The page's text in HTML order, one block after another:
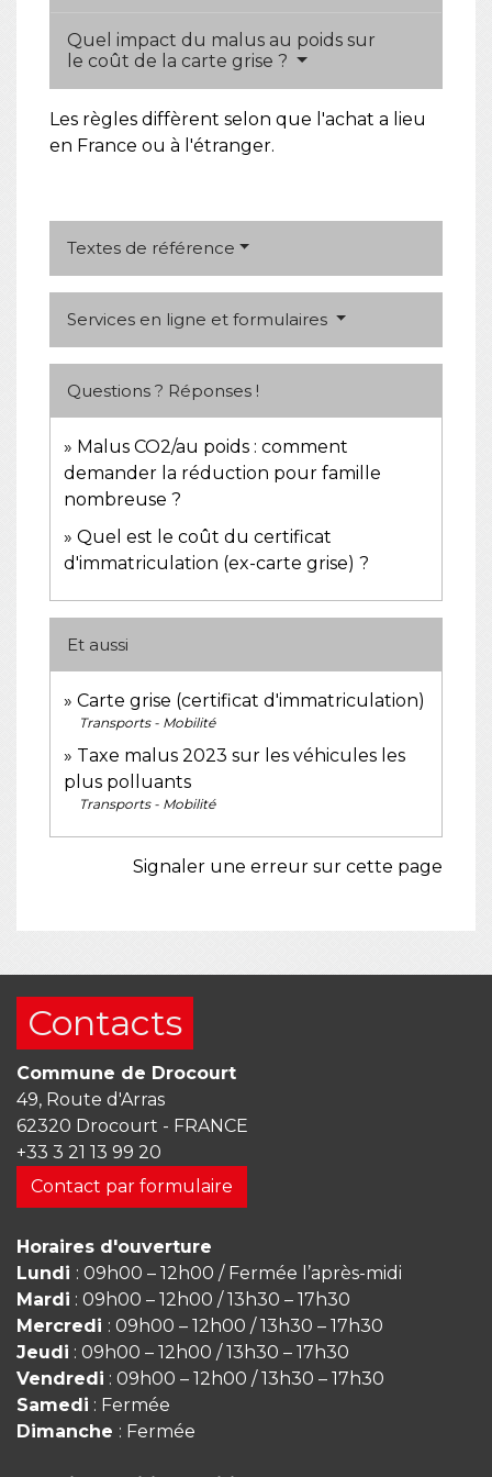
Quel impact du malus au poids sur
le coût de la carte grise ?
Les règles diffèrent selon que l'achat a lieu
en France ou à l'étranger.
Textes de référence
Services en ligne et formulaires
Questions ? Réponses !
Malus CO2/au poids : comment
demander la réduction pour famille
nombreuse ?
Quel est le coût du certificat
d'immatriculation (ex-carte grise) ?
Et aussi
Carte grise (certificat d'immatriculation)
Transports - Mobilité
Taxe malus 2023 sur les véhicules les
plus polluants
Transports - Mobilité
Signaler une erreur sur cette page
Contacts
Commune de Drocourt
49, Route d'Arras
62320 Drocourt - FRANCE
+33 3 21 13 99 20
Contact par formulaire
Horaires d'ouverture
Lundi : 09h00 – 12h00 / Fermée l’après-midi
Mardi : 09h00 – 12h00 / 13h30 – 17h30
Mercredi : 09h00 – 12h00 / 13h30 – 17h30
Jeudi : 09h00 – 12h00 / 13h30 – 17h30
Vendredi : 09h00 – 12h00 / 13h30 – 17h30
Samedi : Fermée
Dimanche : Fermée